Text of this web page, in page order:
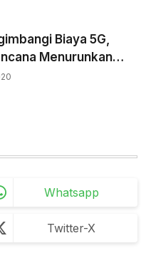
Biaya 5G,
Menurunkan
Baterai
Whatsapp
Twitter-X